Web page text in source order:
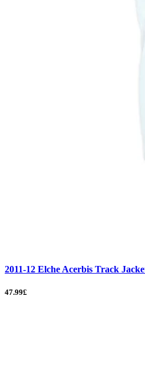
2011-12 Elche Acerbis Track
47.99£